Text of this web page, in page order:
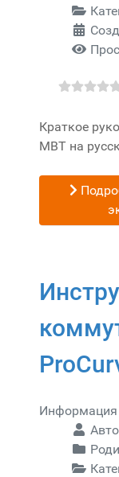
Краткое
MBT на
Информация